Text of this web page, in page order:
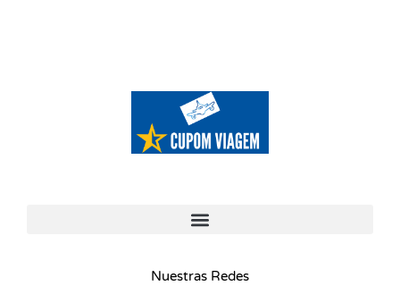
Nuestras Redes